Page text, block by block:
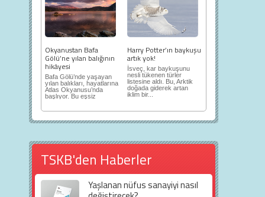
Okyanustan Bafa
Gölü’ne yılan balığının
hikâyesi
Bafa Gölü’nde yaşayan
yılan balıkları, hayatlarına
Atlas Okyanusu’nda
başlıyor. Bu eşsiz
Harry Potter’ın baykuşu
artık yok!
İsveç, kar baykuşunu
nesli tükenen türler
listesine aldı. Bu, Arktik
doğada giderek artan
iklim bir...
TSKB'den Haberler
Yaşlanan nüfus sanayiyi nasıl